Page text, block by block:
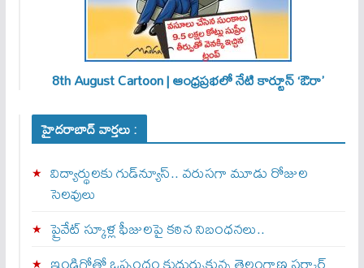
8th August Cartoon | ఆంధ్రప్రభలో నేటి కార్టూన్ ‘ఔరా’
హైదరాబాద్ వార్తలు :
విద్యార్థులకు గుడ్‌న్యూస్.. వరుసగా మూడు రోజుల
సెలవులు
ప్రైవేట్ స్కూళ్ల ఫీజులపై కఠిన నిబంధనలు..